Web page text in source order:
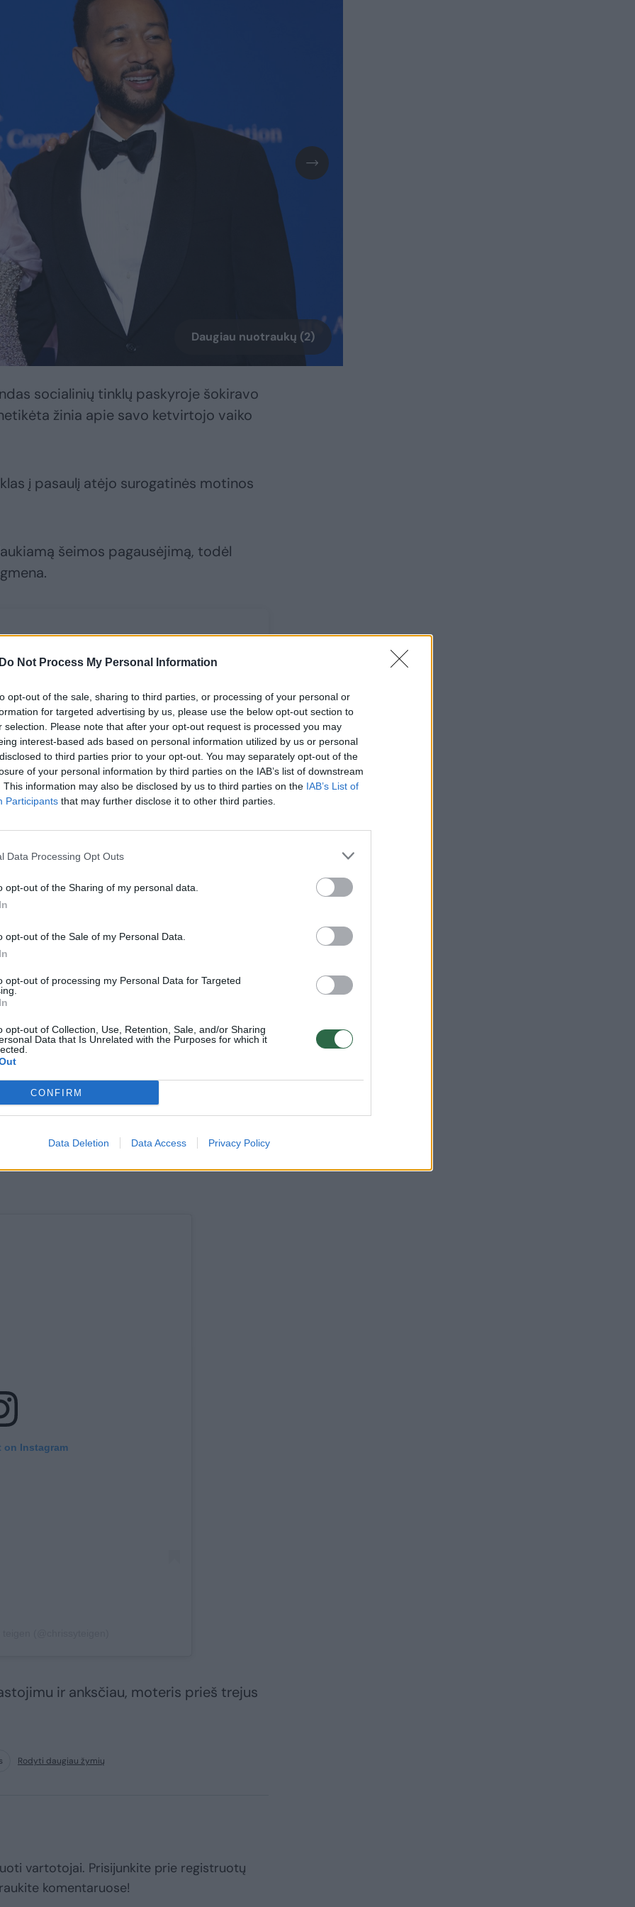
Do Not Process My Personal Information
opt-out of the sale, sharing to third parties, or processing of your personal or
for targeted advertising by us, please use the below opt-out section to
selection. Please note that after your opt-out request is processed you may
interest-based ads based on personal information utilized by us or personal
to third parties prior to your opt-out. You may separately opt-out of the
of your personal information by third parties on the IAB’s list of downstream
This information may also be disclosed by us to third parties on the IAB’s List of
Participants that may further disclose it to other third parties.
Data Processing Opt Outs
opt-out of the Sharing of my personal data.
opt-out of the Sale of my Personal Data.
opt-out of processing my Personal Data for Targeted
opt-out of Collection, Use, Retention, Sale, and/or Sharing
Data that Is Unrelated with the Purposes for which it
CONFIRM
Data Deletion Data Access Privacy Policy
Daugiau nuotraukų (2)
socialinių tinklų paskyroje šokiravo
žinia apie savo ketvirtojo vaiko
į pasaulį atėjo surogatinės motinos
šeimos pagausėjimą, todėl
kūdikio
Teigen ir
dar
medikų
Alexanderis Stevensas.
d., o jo antrąjį vardą įkvėpė jo
Alexandra.
vos keletai mėnesių po trečiojo vaiko
mėnesius pagimdė dukrą Esti.
metų dukrą Luną ir ketverių metų sūnų
on Instagram
ir anksčiau, moteris prieš trejus
Rodyti daugiau žymių
vartotojai. Prisijunkite prie registruotų
komentaruose!